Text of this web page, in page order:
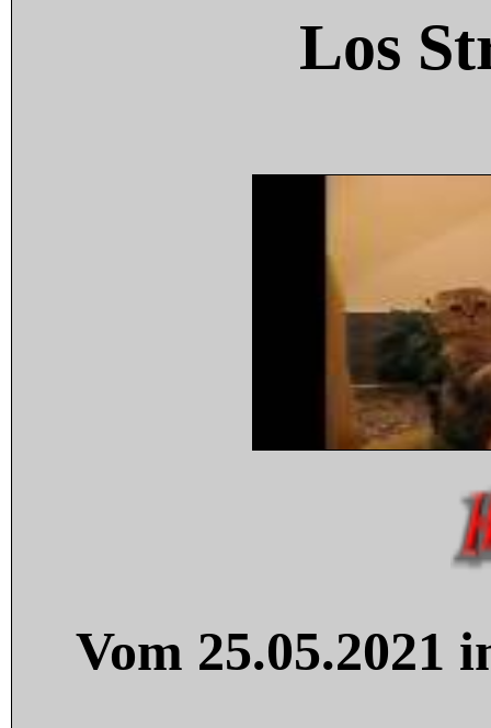
Los
Vom 25.05.2021